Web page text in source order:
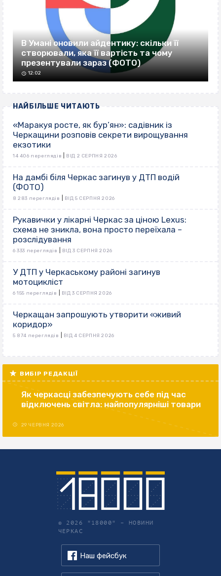
В Умані оновили айдентику: скільки її
створювали, яка її вартість та чому
презентували зараз (ФОТО)
12:02
НАЙБІЛЬШЕ ЧИТАЮТЬ
«Маракуя росте, як бур’ян»: садівник із
Черкащини розповів секрети вирощування
екзотики
14 406 переглядів ВІД 2 СЕРПНЯ 2026
На дамбі біля Черкас загинув у ДТП водій
(ФОТО)
8 283 переглядів ВІД 5 СЕРПНЯ 2026
Рукавички у лікарні Черкас за ціною Lexus:
схема не зникла, вона просто переїхала –
розслідування
6 333 переглядів ВІД 3 СЕРПНЯ 2026
У ДТП у Черкаському районі загинув
мотоцикліст
6 155 переглядів ВІД 3 СЕРПНЯ 2026
Черкащан запрошують утворити «живий
коридор»
5 874 переглядів ВІД 4 СЕРПНЯ 2026
ВИБІР РЕДАКЦІЇ
Як черкасці забезпечують себе під час
відключень світла: найпопулярніші товари
29 ЧЕРВНЯ 2026
© 2026 "18000" – НОВИНИ
ЧЕРКАС
Наш фейсбук